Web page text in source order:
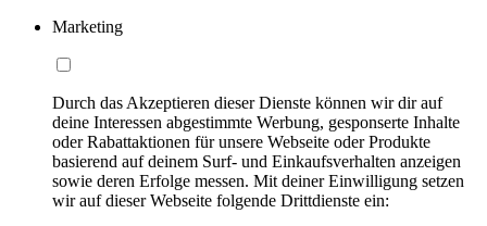
Marketing
Durch das Akzeptieren dieser Dienste können wir dir auf
deine Interessen abgestimmte Werbung, gesponserte Inhalte
oder Rabattaktionen für unsere Webseite oder Produkte
basierend auf deinem Surf- und Einkaufsverhalten anzeigen
sowie deren Erfolge messen. Mit deiner Einwilligung setzen
wir auf dieser Webseite folgende Drittdienste ein: